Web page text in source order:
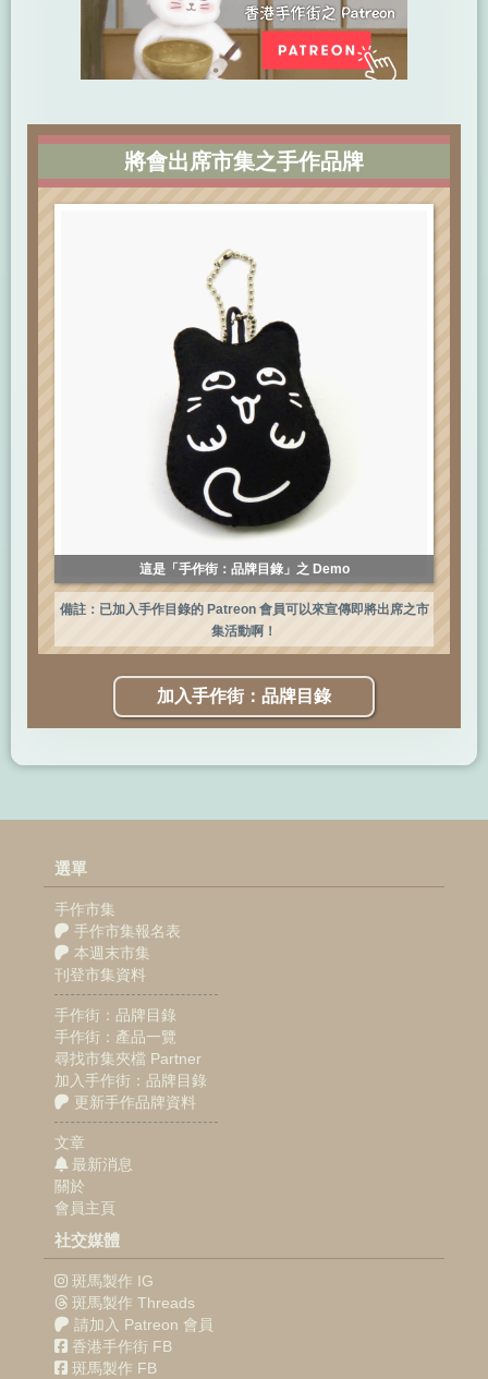
將會出席市集之手作品牌
這是「手作街：品牌目錄」之 Demo
備註：已加入手作目錄的 Patreon 會員可以來宣傳即將出席之市
集活動啊！
加入手作街：品牌目錄
選單
手作市集
手作市集報名表
本週末市集
刊登市集資料
手作街：品牌目錄
手作街：產品一覽
尋找市集夾檔 Partner
加入手作街：品牌目錄
更新手作品牌資料
文章
最新消息
關於
會員主頁
社交媒體
斑馬製作 IG
斑馬製作 Threads
請加入 Patreon 會員
香港手作街 FB
斑馬製作 FB